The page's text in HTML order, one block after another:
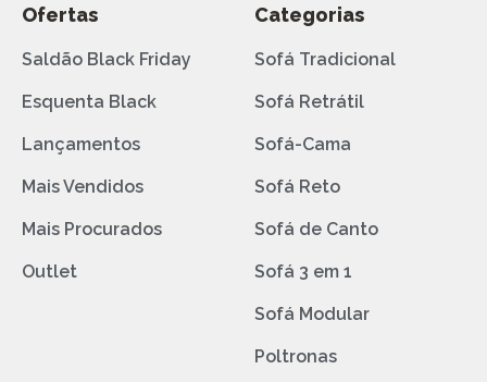
Ofertas
Saldão Black Friday
Esquenta Black
Lançamentos
Mais Vendidos
Mais Procurados
Outlet
Categorias
Sofá Tradicional
Sofá Retrátil
Sofá-Cama
Sofá Reto
Sofá de Canto
Sofá 3 em 1
Sofá Modular
Poltronas